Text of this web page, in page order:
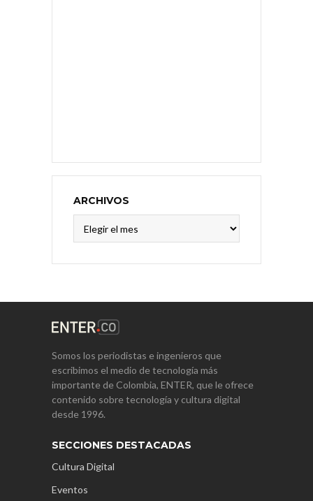
ARCHIVOS
Somos los periodistas e ingenieros que
escribimos el medio de tecnología más
importante de Colombia, ENTER, que le ofrece
contenido sobre tecnología y cultura digital
desde 1996.
SECCIONES DESTACADAS
Cultura Digital
Eventos